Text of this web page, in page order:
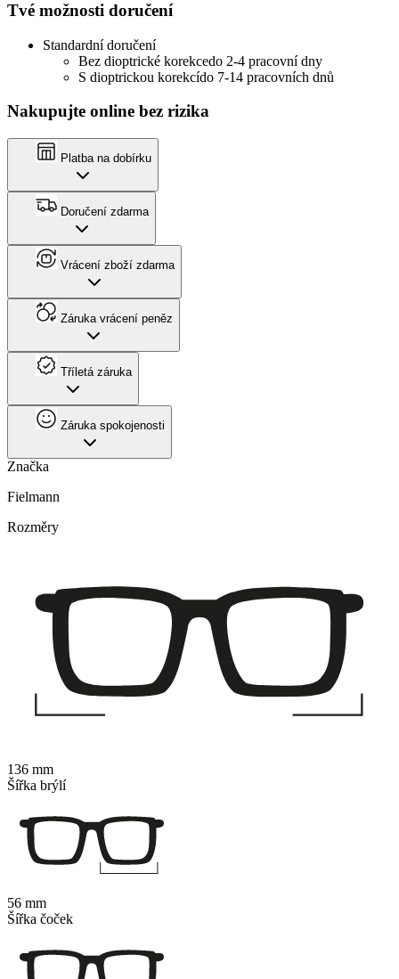
Tvé možnosti doručení
Standardní doručení
Bez dioptrické korekcedo 2-4 pracovní dny
S dioptrickou korekcído 7-14 pracovních dnů
Nakupujte online bez rizika
Platba na dobírku
Doručení zdarma
Vrácení zboží zdarma
Záruka vrácení peněz
Tříletá záruka
Záruka spokojenosti
Značka
Fielmann
Rozměry
136 mm
Šířka brýlí
56 mm
Šířka čoček